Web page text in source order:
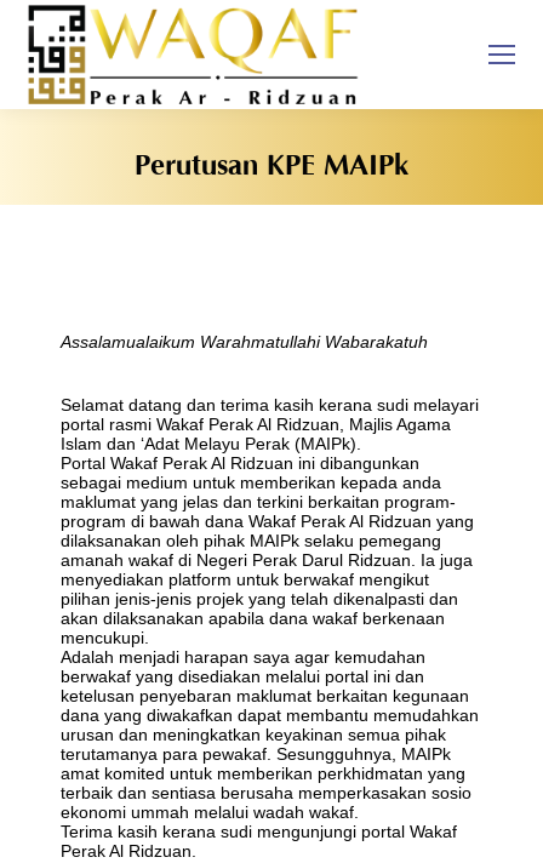
Perutusan KPE MAIPk
Assalamualaikum Warahmatullahi Wabarakatuh
Selamat datang dan terima kasih kerana sudi melayari
portal rasmi Wakaf Perak Al Ridzuan, Majlis Agama
Islam dan ‘Adat Melayu Perak (MAIPk).
Portal Wakaf Perak Al Ridzuan ini dibangunkan
sebagai medium untuk memberikan kepada anda
maklumat yang jelas dan terkini berkaitan program-
program di bawah dana Wakaf Perak Al Ridzuan yang
dilaksanakan oleh pihak MAIPk selaku pemegang
amanah wakaf di Negeri Perak Darul Ridzuan. Ia juga
menyediakan platform untuk berwakaf mengikut
pilihan jenis-jenis projek yang telah dikenalpasti dan
akan dilaksanakan apabila dana wakaf berkenaan
mencukupi.
Adalah menjadi harapan saya agar kemudahan
berwakaf yang disediakan melalui portal ini dan
ketelusan penyebaran maklumat berkaitan kegunaan
dana yang diwakafkan dapat membantu memudahkan
urusan dan meningkatkan keyakinan semua pihak
terutamanya para pewakaf. Sesungguhnya, MAIPk
amat komited untuk memberikan perkhidmatan yang
terbaik dan sentiasa berusaha memperkasakan sosio
ekonomi ummah melalui wadah wakaf.
Terima kasih kerana sudi mengunjungi portal Wakaf
Perak Al Ridzuan.